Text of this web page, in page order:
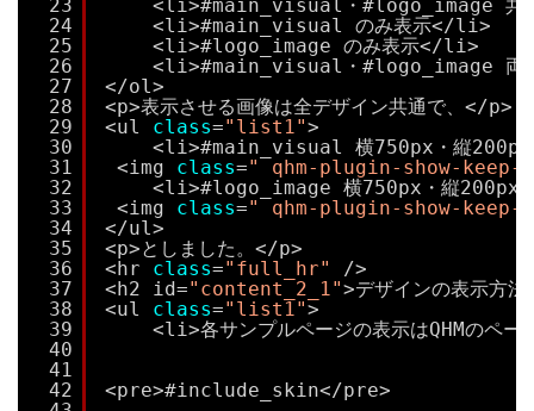
23
24
25
26
27
28
29
30
31
32
33
34
35
36
37
38
39
40
41
42
<li>#main_visual・#logo_image 共
<li>#main_visual のみ表示</li>
<li>#logo_image のみ表示</li>
<li>#main_visual・#logo_image 両
</ol>
<p>表示させる画像は全デザイン共通で、</p>
<ul class="list1">
<li>#main_visual 横750px・縦
<img class=" qhm-plugin-show-
<li>#logo_image 横750px・縦
<img class=" qhm-plugin-show-
</ul>
<p>としました。</p>
<hr class="full_hr"
/>
<h2 id="content_2_1">デザインの表示方
<ul class="list1">
<li>各サンプルページの表示はQHMのペー
<pre>#include_skin</pre>